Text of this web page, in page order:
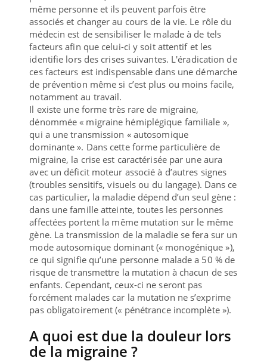
même personne et ils peuvent parfois être
associés et changer au cours de la vie. Le rôle du
médecin est de sensibiliser le malade à de tels
facteurs afin que celui-ci y soit attentif et les
identifie lors des crises suivantes. L'éradication de
ces facteurs est indispensable dans une démarche
de prévention même si c’est plus ou moins facile,
notamment au travail.
Il existe une forme très rare de migraine,
dénommée « migraine hémiplégique familiale »,
qui a une transmission « autosomique
dominante ». Dans cette forme particulière de
migraine, la crise est caractérisée par une aura
avec un déficit moteur associé à d’autres signes
(troubles sensitifs, visuels ou du langage). Dans ce
cas particulier, la maladie dépend d’un seul gène :
dans une famille atteinte, toutes les personnes
affectées portent la même mutation sur le même
gène. La transmission de la maladie se fera sur un
mode autosomique dominant (« monogénique »),
ce qui signifie qu’une personne malade a 50 % de
risque de transmettre la mutation à chacun de ses
enfants. Cependant, ceux-ci ne seront pas
forcément malades car la mutation ne s’exprime
pas obligatoirement (« pénétrance incomplète »).
A quoi est due la douleur lors
de la migraine ?